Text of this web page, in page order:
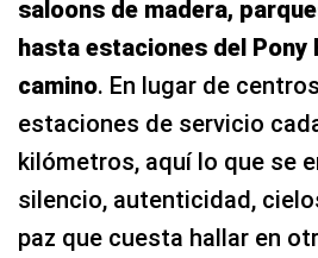
saloons de madera,
hasta estaciones del Pony
camino. En lugar de
estaciones de servicio
kilómetros, aquí lo que se
silencio, autenticidad,
paz que cuesta hallar en